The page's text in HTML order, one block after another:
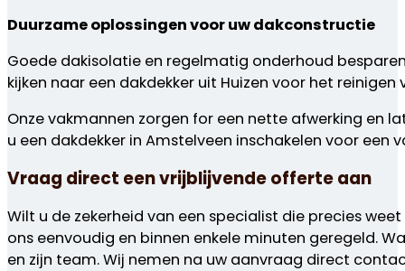
Duurzame oplossingen voor uw dakconstructie
Goede dakisolatie en regelmatig onderhoud
kijken naar een dakdekker uit Huizen voor het reinigen
Onze vakmannen zorgen for een nette afwerking en
u een dakdekker in Amstelveen inschakelen voor een
Vraag direct een vrijblijvende offerte aan
Wilt u de zekerheid van een specialist die precies
ons eenvoudig en binnen enkele minuten geregeld.
en zijn team. Wij nemen na uw aanvraag direct